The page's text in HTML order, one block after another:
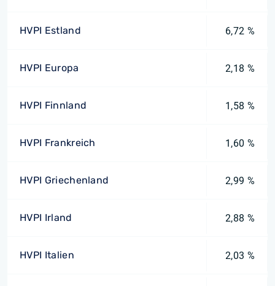
HVPI Estland 6,72 %
HVPI Europa 2,18 %
HVPI Finnland 1,58 %
HVPI Frankreich 1,60 %
HVPI Griechenland 2,99 %
HVPI Irland 2,88 %
HVPI Italien 2,03 %